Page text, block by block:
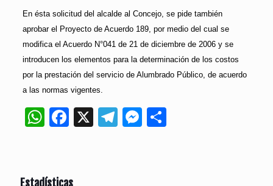
En ésta solicitud del alcalde al Concejo, se pide también
aprobar el Proyecto de Acuerdo 189, por medio del cual se
modifica el Acuerdo N°041 de 21 de diciembre de 2006 y se
introducen los elementos para la determinación de los costos
por la prestación del servicio de Alumbrado Público, de acuerdo
a las normas vigentes.
WhatsApp
Facebook
X Telegram
Messenger
Estadísticas